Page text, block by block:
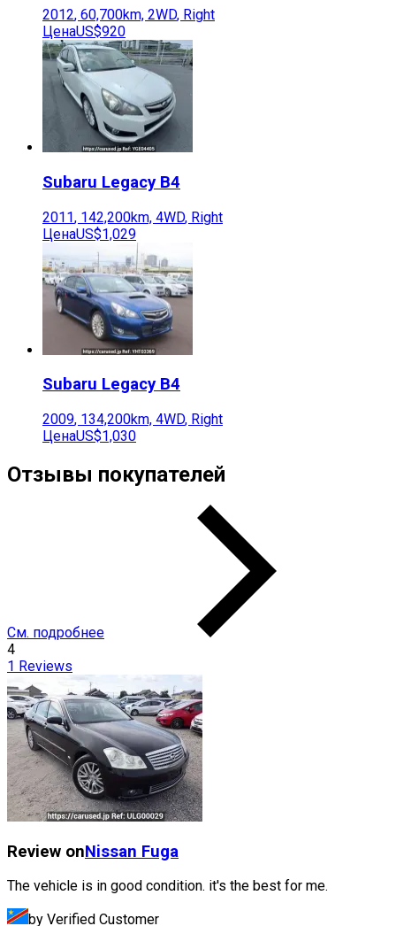
2012, 60,700km, 2WD, Right
ЦенаUS$920
Subaru Legacy B4
2011, 142,200km, 4WD, Right
ЦенаUS$1,029
Subaru Legacy B4
2009, 134,200km, 4WD, Right
ЦенаUS$1,030
Отзывы покупателей
См. подробнее
4
1 Reviews
Review onNissan Fuga
The vehicle is in good condition. it's the best for me.
by Verified Customer